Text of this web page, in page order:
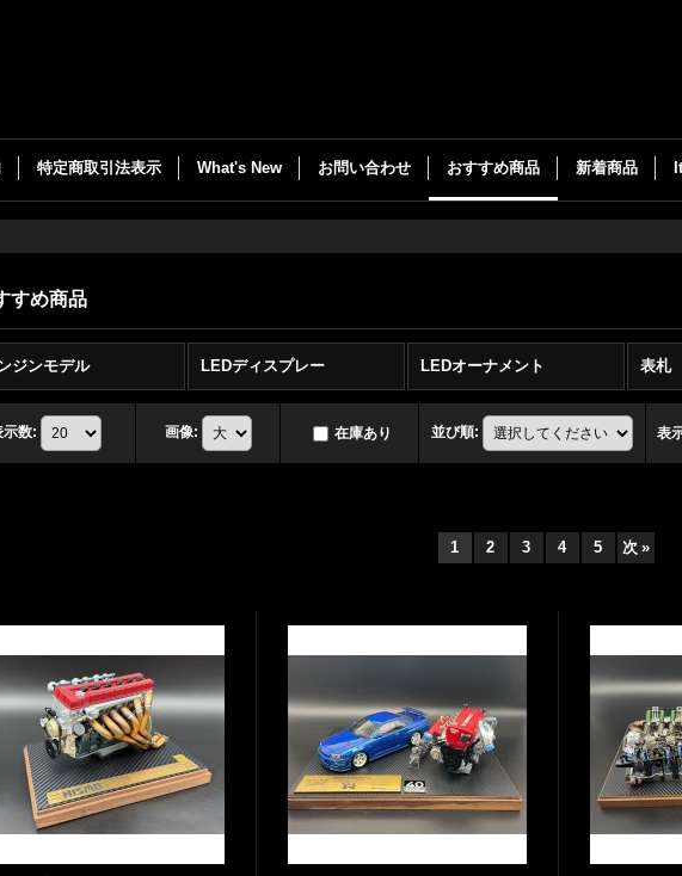
特定商取引法表示 What's New お問い合わせ おすすめ商品 新着商品
すめ商品
ジンモデル LEDディスプレー LEDオーナメント 表札
示数: 画像: 在庫あり 並び順: 表
1 2 3 4 5 次 »